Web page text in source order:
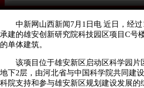
中新网山西新闻7月1日电 近日，经过
承建的雄安创新研究院科技园区项目C号
的单体建筑。
该项目位于雄安新区启动区科学园片
地下2层，由河北省与中国科学院共同建
科院支持和参与雄安新区规划建设发展